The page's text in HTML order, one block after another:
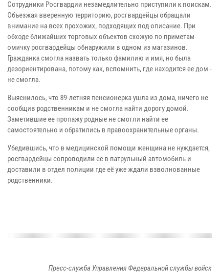
Сотрудники Росгвардии незамедлительно приступили к поискам.
Объезжая вверенную территорию, росгвардейцы обращали
внимание на всех прохожих, подходящих под описание. При
обходе ближайших торговых объектов схожую по приметам
омичку росгвардейцы обнаружили в одном из магазинов.
Гражданка смогла назвать только фамилию и имя, но была
дезориентирована, потому как, вспомнить, где находится ее дом -
не смогла.
Выяснилось, что 89-летняя пенсионерка ушла из дома, ничего не
сообщив родственникам и не смогла найти дорогу домой.
Заметившие ее пропажу родные не смогли найти ее
самостоятельно и обратились в правоохранительные органы.
Убедившись, что в медицинской помощи женщина не нуждается,
росгвардейцы сопроводили ее в патрульный автомобиль и
доставили в отдел полиции где её уже ждали взволнованные
родственники.
Пресс-служба Управления Федеральной службы войск